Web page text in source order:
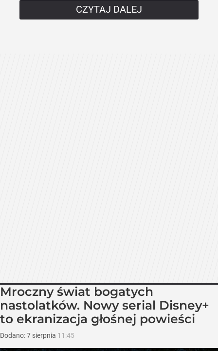
CZYTAJ DALEJ
Mroczny świat bogatych
nastolatków. Nowy serial Disney+
to ekranizacja głośnej powieści
Dodano:7 sierpnia 11:45